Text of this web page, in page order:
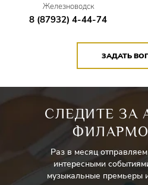
Железноводск
8 (87932) 4-44-74
ЗАДАТЬ
СЛЕДИТЕ ЗА
Раз в месяц
интересными
музыкальные премьеры